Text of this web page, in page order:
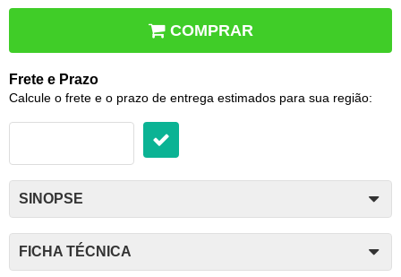
COMPRAR
Frete e Prazo
Calcule o frete e o prazo de entrega estimados para sua região:
SINOPSE
FICHA TÉCNICA